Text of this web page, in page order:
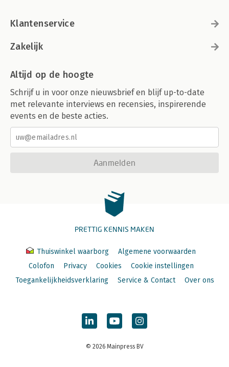
Klantenservice
Zakelijk
Altijd op de hoogte
Schrijf u in voor onze nieuwsbrief en blijf up-to-date
met relevante interviews en recensies, inspirerende
events en de beste acties.
Aanmelden
PRETTIG KENNIS MAKEN
Thuiswinkel waarborg
Algemene voorwaarden
Colofon
Privacy Cookies
Cookie instellingen
Toegankelijkheidsverklaring
Service & Contact Over ons
© 2026 Mainpress BV